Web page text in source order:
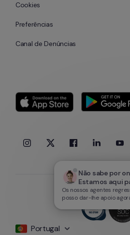
Não sabe por
Estamos aqui
Os nossos agentes
posso dar-lhe apoio
Cookies
Preferências
Canal de Denúncias
Portugal